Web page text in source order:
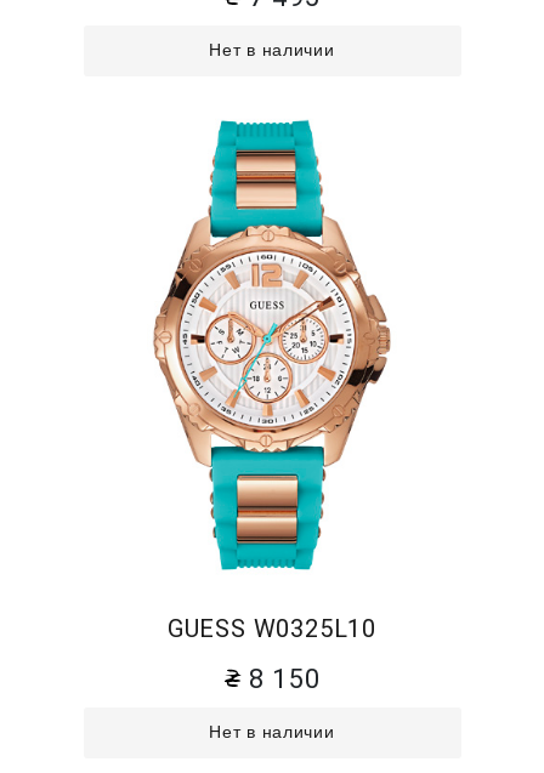
Нет в наличии
GUESS W0325L10
8 150
Нет в наличии